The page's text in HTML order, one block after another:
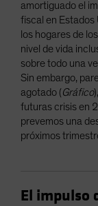
amortiguado el
fiscal en Estados
los hogares de
nivel de vida
sobre todo una
Sin embargo,
agotado (Gráfico
futuras crisis en
prevemos una
próximos
El impulso